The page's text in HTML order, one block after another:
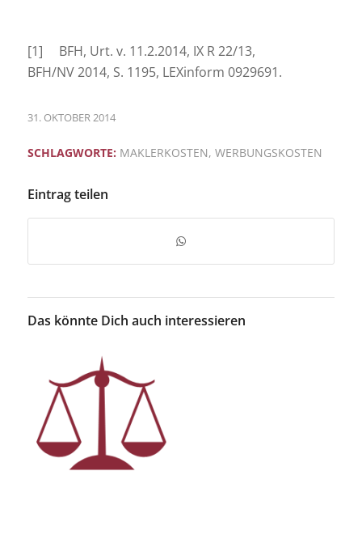
[1] BFH, Urt. v. 11.2.2014, IX R 22/13,
BFH/NV 2014, S. 1195, LEXinform 0929691.
31. OKTOBER 2014
SCHLAGWORTE: MAKLERKOSTEN, WERBUNGSKOSTEN
Eintrag teilen
Das könnte Dich auch interessieren